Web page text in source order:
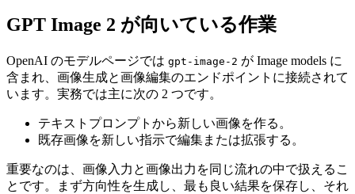
GPT Image 2 が向いている作業
OpenAI のモデルページでは gpt-image-2 が Image models に
含まれ、画像生成と画像編集のエンドポイントに接続されて
います。実務では主に次の 2 つです。
テキストプロンプトから新しい画像を作る。
既存画像を新しい指示で編集または拡張する。
重要なのは、画像入力と画像出力を同じ流れの中で扱えるこ
とです。まず方向性を生成し、最も良い結果を保存し、それ